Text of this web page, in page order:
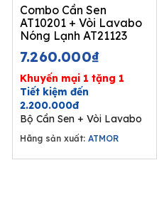
Combo Cần Sen
AT10201 + Vòi Lavabo
Nóng Lạnh AT21123
7.260.000₫
Khuyến mại 1 tặng 1
Tiết kiệm đến
2.200.000đ
Bộ Cần Sen + Vòi Lavabo
Hãng sản xuất: ATMOR